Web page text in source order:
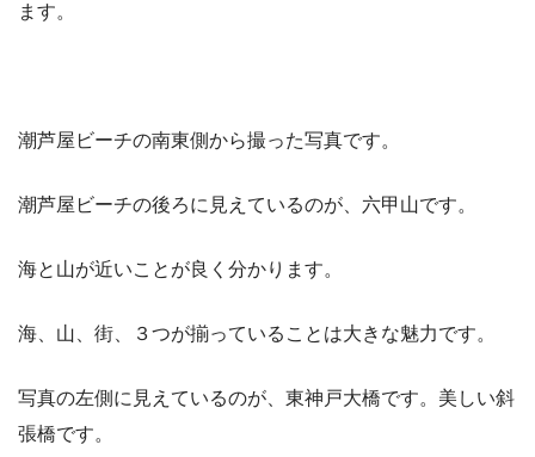
ます。
潮芦屋ビーチの南東側から撮った写真です。
潮芦屋ビーチの後ろに見えているのが、六甲山です。
海と山が近いことが良く分かります。
海、山、街、３つが揃っていることは大きな魅力です。
写真の左側に見えているのが、東神戸大橋です。美しい斜
張橋です。